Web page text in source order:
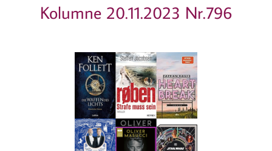
Kolumne 20.11.2023 Nr.796